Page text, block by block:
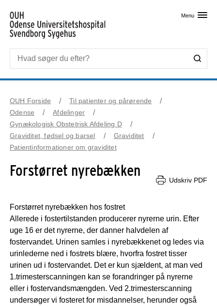
Menu
OUH Forside
Til patienter og pårørende
Odense
Afdelinger
Gynækologisk Obstetrisk Afdeling D
Graviditet, fødsel og barsel
Graviditet
Patientinformationer om graviditet
Forstørret nyrebækken
Udskriv PDF
Forstørret nyrebækken hos fostret
Allerede i fostertilstanden producerer nyrerne urin. Efter
uge 16 er det nyrerne, der danner halvdelen af
fostervandet. Urinen samles i nyrebækkenet og ledes via
urinlederne ned i fostrets blære, hvorfra fostret tisser
urinen ud i fostervandet. Det er kun sjældent, at man ved
1.trimesterscanningen kan se forandringer på nyrerne
eller i fostervandsmængden. Ved 2.trimesterscanning
undersøger vi fosteret for misdannelser, herunder også